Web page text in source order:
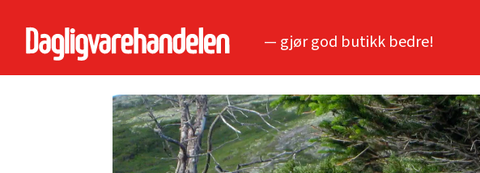
— gjør god butikk bedre!